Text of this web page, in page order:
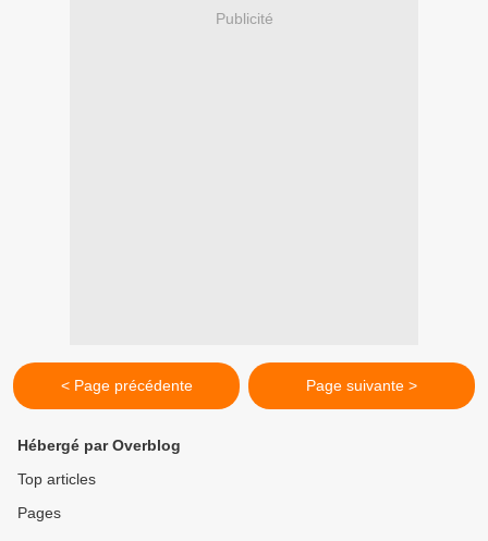
Publicité
< Page précédente Page suivante >
Hébergé par Overblog
Top articles
Pages